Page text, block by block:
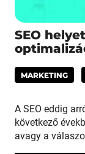
SEO
MARKETING
A SEO eddig
következő
avagy a